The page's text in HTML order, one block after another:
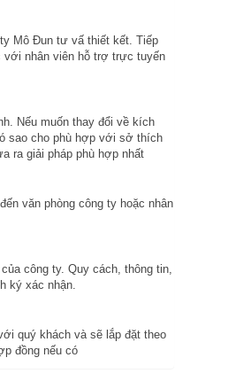
Mô Đun tư vấ thiết kết. Tiếp
với nhân viên hỗ trợ trực tuyến
Nếu muốn thay đổi về kích
sao cho phù hợp với sở thích
ra giải pháp phù hợp nhất
văn phòng công ty hoặc nhân
công ty. Quy cách, thông tin,
ký xác nhận.
quý khách và sẽ lắp đặt theo
đồng nếu có